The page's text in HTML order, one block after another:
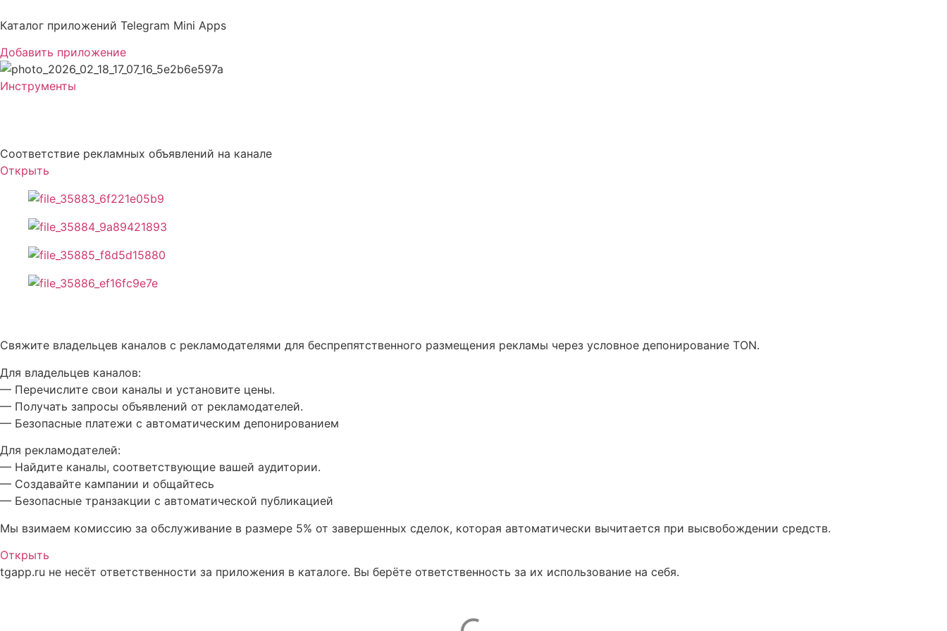
к
Каталог приложений Telegram Mini Apps
Добавить приложение
Инструменты
Соответствие рекламных объявлений на канале
Открыть
Свяжите владельцев каналов с рекламодателями для беспрепятственного размещения рекламы через условное депонирование TON.
Для владельцев каналов:
— Перечислите свои каналы и установите цены.
— Получать запросы объявлений от рекламодателей.
— Безопасные платежи с автоматическим депонированием
Для рекламодателей:
— Найдите каналы, соответствующие вашей аудитории.
— Создавайте кампании и общайтесь
— Безопасные транзакции с автоматической публикацией
Мы взимаем комиссию за обслуживание в размере 5% от завершенных сделок, которая автоматически вычитается при высвобождении средств.
Открыть
tgapp.ru не несёт ответственности за приложения в каталоге. Вы берёте ответственность за их использование на себя.